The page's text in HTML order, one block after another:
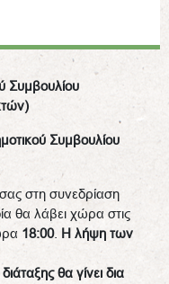
Συμβουλίου
Συμβουλίου
στη συνεδρίαση
θα λάβει χώρα στις
18:00. Η λήψη των
θα γίνει δια